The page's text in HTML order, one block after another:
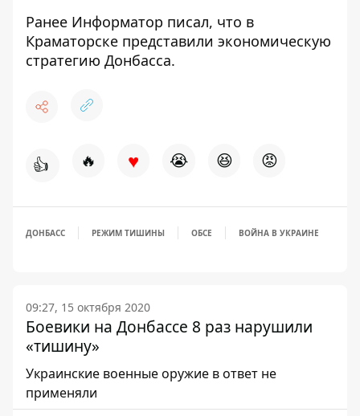
Ранее Информатор писал, что в
Краматорске представили экономическую
стратегию Донбасса.
👍 🔥 ♥ 😭 😆 😡
ДОНБАСС РЕЖИМ ТИШИНЫ ОБСЕ ВОЙНА В УКРАИНЕ
09:27, 15 октября 2020
Боевики на Донбассе 8 раз нарушили
«тишину»
Украинские военные оружие в ответ не
применяли